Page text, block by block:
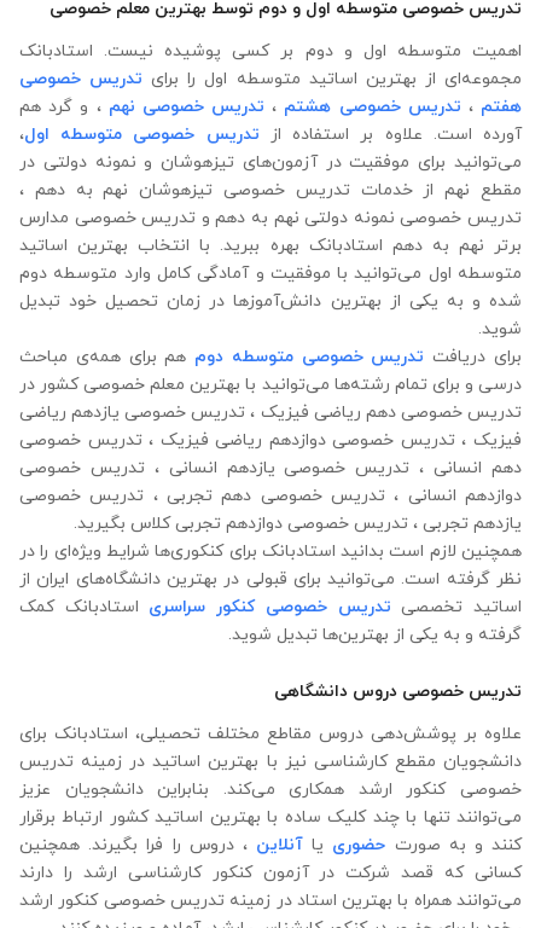
تدریس خصوصی متوسطه اول و دوم توسط بهترین معلم خصوصی
اهمیت متوسطه اول و دوم بر کسی پوشیده نیست. استادبانک
مجموعه‌ای از بهترین اساتید متوسطه اول را برای تدریس خصوصی
هفتم، تدریس خصوصی هشتم ، تدریس خصوصی نهم، و گرد هم
آورده است. علاوه ‌بر استفاده از تدریس خصوصی متوسطه اول،
می‌توانید برای موفقیت در آزمون‌های تیزهوشان و نمونه دولتی در
مقطع نهم از خدمات تدریس خصوصی تیزهوشان نهم به دهم ،
تدریس خصوصی نمونه دولتی نهم به دهم و تدریس خصوصی مدارس
برتر نهم به دهم استادبانک بهره‌ ببرید. با انتخاب بهترین اساتید
متوسطه اول می‌توانید با موفقیت و آمادگی کامل وارد متوسطه دوم
شده و به یکی از بهترین دانش‌آموزها در زمان تحصیل خود تبدیل
شوید.
برای دریافت تدریس خصوصی متوسطه دوم هم برای همه‌ی مباحث
درسی و برای تمام رشته‌ها می‌‌‌‌‌‌توانید با بهترین معلم خصوصی کشور در
تدریس خصوصی دهم ریاضی فیزیک ، تدریس خصوصی یازدهم ریاضی
فیزیک ، تدریس خصوصی دوازدهم ریاضی فیزیک ، تدریس خصوصی
دهم انسانی ، تدریس خصوصی یازدهم انسانی ، تدریس خصوصی
دوازدهم انسانی ، تدریس خصوصی دهم تجربی ، تدریس خصوصی
یازدهم تجربی ، تدریس خصوصی دوازدهم تجربی کلاس بگیرید.
همچنین لازم است بدانید استادبانک برای کنکوری‌ها شرایط ویژه‌ای را در
نظر گرفته است. می‌توانید برای قبولی در بهترین دانشگاه‌های ایران از
اساتید تخصصی تدریس خصوصی کنکور سراسری استادبانک کمک
گرفته و به یکی از بهترین‌ها تبدیل شوید.
تدریس خصوصی دروس دانشگاهی
علاوه ‌بر پوشش‌دهی دروس مقاطع مختلف تحصیلی، استادبانک برای
دانشجویان مقطع کارشناسی نیز با بهترین اساتید در زمینه تدریس
خصوصی کنکور ارشد همکاری می‌کند. بنابراین دانشجویان عزیز
می‌توانند تنها با چند کلیک ساده با بهترین اساتید کشور ارتباط برقرار
کنند و به صورت حضوری یا آنلاین ، دروس را فرا بگیرند. همچنین
کسانی که قصد شرکت در آزمون کنکور کارشناسی ارشد را دارند
می‌توانند همراه با بهترین استاد در زمینه تدریس خصوصی کنکور ارشد